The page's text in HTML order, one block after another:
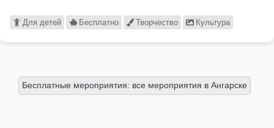
Для детей Бесплатно Творчество Культура
Бесплатные мероприятия: все мероприятия в Ангарске